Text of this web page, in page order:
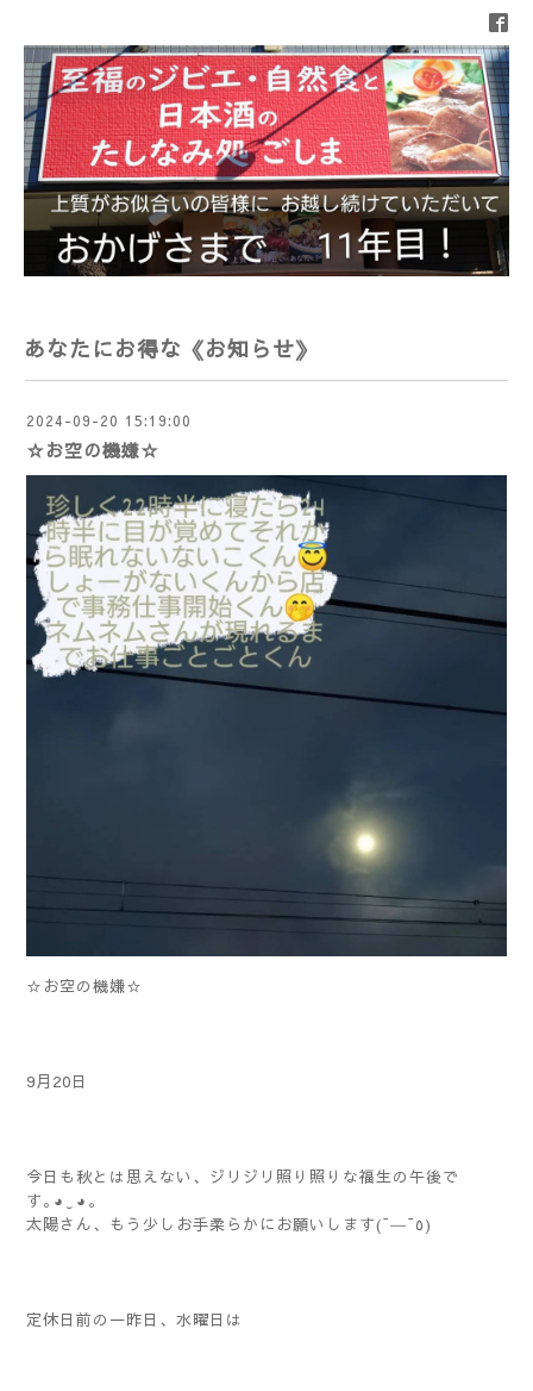
あなたにお得な《お知らせ》
2024-09-20 15:19:00
☆お空の機嫌☆
☆お空の機嫌☆
9月20日
今日も秋とは思えない、ジリジリ照り照りな福生の午後で
す｡⁠◕⁠‿⁠◕⁠｡
太陽さん、もう少しお手柔らかにお願いします(¯―¯٥)
定休日前の一昨日、水曜日は